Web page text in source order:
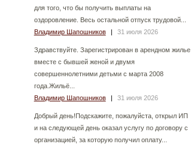
для того, что бы получить выплаты на
оздоровление. Весь остальной отпуск трудовой...
Владимир Шапошников
| 31 июля 2026
Здравствуйте. Зарегистрирован в арендном жилье
вместе с бывшей женой и двумя
совершеннолетними детьми с марта 2008
года.Жильё...
Владимир Шапошников
| 31 июля 2026
Добрый день!Подскажите, пожалуйста, открыл ИП
и на следующей день оказал услугу по договору с
организацией, за которую получил оплату...